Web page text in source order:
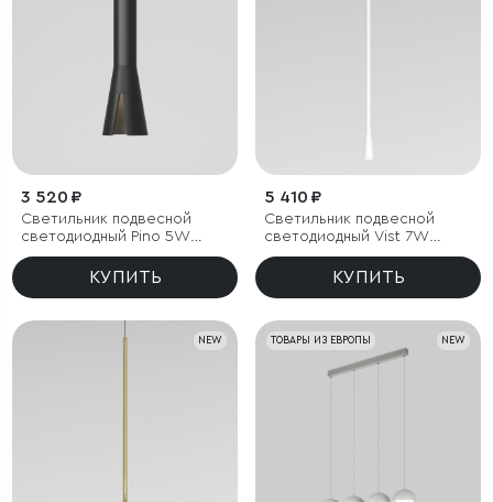
3 520 ₽
Светильник подвесной
светодиодный Pino 5W
4000K черный
КУПИТЬ
5 410 ₽
Светильник подвесной
светодиодный Vist 7W
3000K белый
КУПИТЬ
NEW NEW
ТОВАРЫ ИЗ ЕВРОПЫ